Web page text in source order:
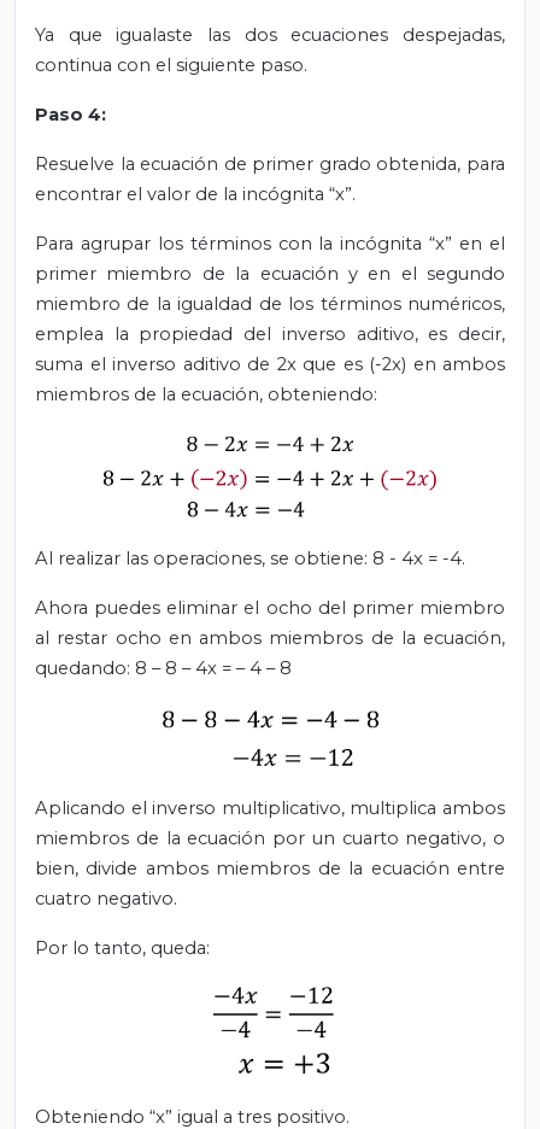
Ya que igualaste las dos ecuaciones despejadas,
continua con el siguiente paso.
Paso 4:
Resuelve la ecuación de primer grado obtenida, para
encontrar el valor de la incógnita “x”.
Para agrupar los términos con la incógnita “x” en el
primer miembro de la ecuación y en el segundo
miembro de la igualdad de los términos numéricos,
emplea la propiedad del inverso aditivo, es decir,
suma el inverso aditivo de 2x que es (-2x) en ambos
miembros de la ecuación, obteniendo:
Al realizar las operaciones, se obtiene: 8 - 4x = -4.
Ahora puedes eliminar el ocho del primer miembro
al restar ocho en ambos miembros de la ecuación,
quedando: 8 – 8 – 4x = – 4 – 8
Aplicando el inverso multiplicativo, multiplica ambos
miembros de la ecuación por un cuarto negativo, o
bien, divide ambos miembros de la ecuación entre
cuatro negativo.
Por lo tanto, queda:
Obteniendo “x” igual a tres positivo.